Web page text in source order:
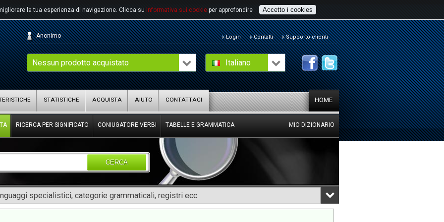
la tua esperienza di navigazione. Clicca su Informativa sui cookie per approfondire Accetto i cookies
Italiano
Nessun prodotto acquistato
Anonimo Login Contatti Supporto clienti
HOME
STATISTICHE ACQUISTA AIUTO CONTATTACI
RICERCA PER SIGNIFICATO CONIUGATORE VERBI TABELLE E GRAMMATICA MIO DIZIONARIO
CERCA
specialistici, categorie grammaticali, registri ecc.